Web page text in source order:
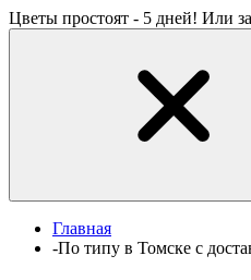
Цветы простоят - 5 дней! Или
Главная
-По типу в Томске с